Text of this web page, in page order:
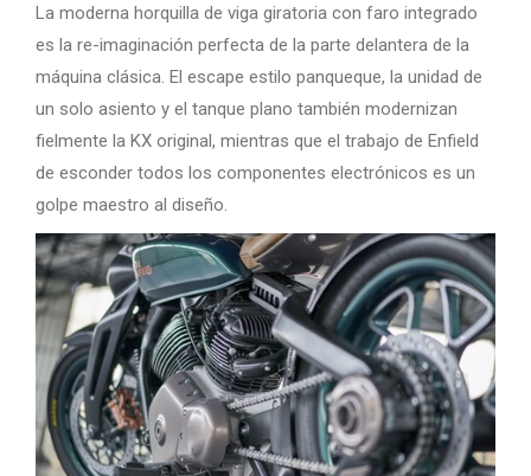
La moderna horquilla de viga giratoria con faro integrado
es la re-imaginación perfecta de la parte delantera de la
máquina clásica. El escape estilo panqueque, la unidad de
un solo asiento y el tanque plano también modernizan
fielmente la KX original, mientras que el trabajo de Enfield
de esconder todos los componentes electrónicos es un
golpe maestro al diseño.